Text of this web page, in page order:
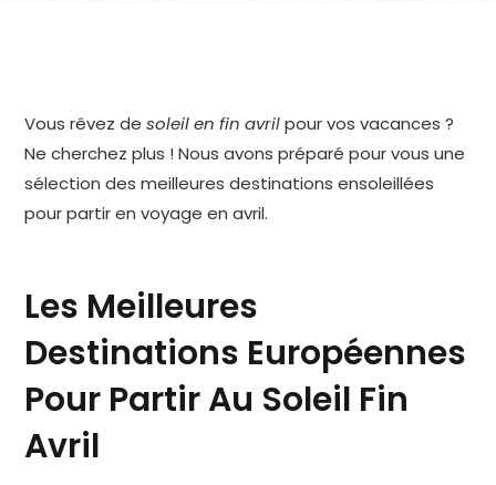
Vous rêvez desoleil en fin avrilpour vos vacances ?
Ne cherchez plus ! Nous avons préparé pour vous une
sélection des meilleures destinations ensoleillées
pour partir en voyage en avril.
Les Meilleures
Destinations Européennes
Pour Partir Au Soleil Fin
Avril